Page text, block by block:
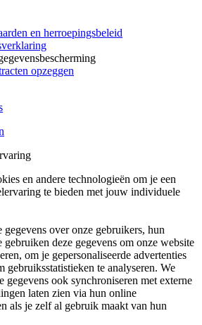
en herroepingsbeleid
opzeggen
en andere technologieën om je een
te bieden met jouw individuele
over onze gebruikers, hun
gebruiken deze gegevens om onze website
om je gepersonaliseerde advertenties
gebruiksstatistieken te analyseren. We
gegevens ook synchroniseren met externe
laten zien via hun online
als je zelf al gebruik maakt van hun